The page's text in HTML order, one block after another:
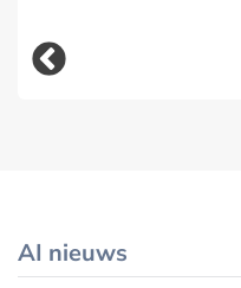
AI nieuws